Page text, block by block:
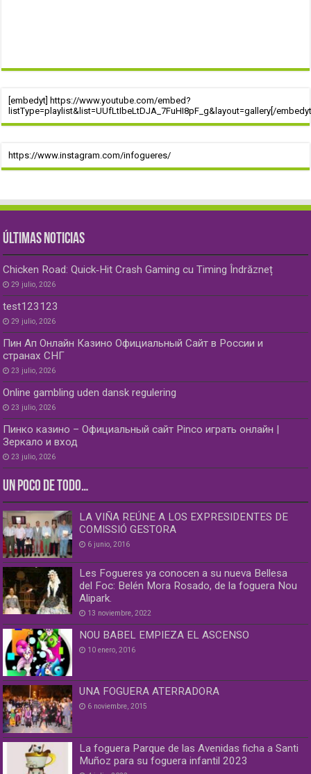
[embedyt] https://www.youtube.com/embed?
listType=playlist&list=UUfLtIbeLtDJA_7FuHI8pF_g&layout=gallery[/
https://www.instagram.com/infogueres/
ÚLTIMAS NOTICIAS
Chicken Road: Quick‑Hit Crash Gaming cu Timing Îndrăzneț
29 julio, 2026
test123123
29 julio, 2026
Пин Ап Онлайн Казино Официальный Сайт в России и
странах СНГ
23 julio, 2026
Online gambling uden dansk regulering
23 julio, 2026
Пинко казино – Официальный сайт Pinco играть онлайн |
Зеркало и вход
23 julio, 2026
UN POCO DE TODO…
LA VIÑA REÚNE A LOS EXPRESIDENTES DE
COMISSIÓ GESTORA
6 junio, 2016
Les Fogueres ya conocen a su nueva Bellesa
del Foc: Belén Mora Rosado, de la foguera Nou
Alipark.
13 noviembre, 2022
NOU BABEL EMPIEZA EL ASCENSO
10 enero, 2016
UNA FOGUERA ATERRADORA
6 noviembre, 2015
La foguera Parque de las Avenidas ficha a Santi
Muñoz para su foguera infantil 2023